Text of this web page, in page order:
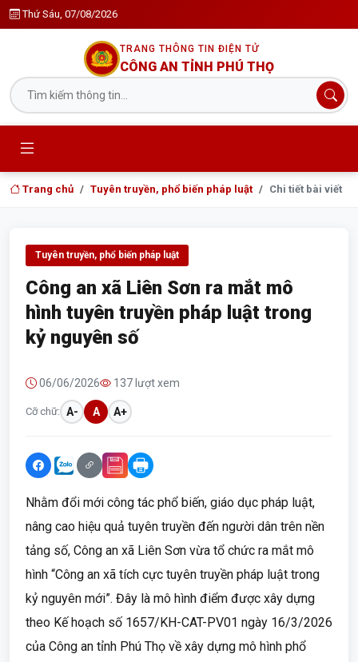
Thứ Sáu, 07/08/2026
TRANG THÔNG TIN ĐIỆN TỬ
CÔNG AN TỈNH PHÚ THỌ
Trang chủ Tuyên truyền, phổ biến pháp luật Chi tiết bài viết
Tuyên truyền, phổ biến pháp luật
Công an xã Liên Sơn ra mắt mô
hình tuyên truyền pháp luật trong
kỷ nguyên số
06/06/2026 137 lượt xem
Cỡ chữ: A- A A+
Nhằm đổi mới công tác phổ biến, giáo dục pháp luật,
nâng cao hiệu quả tuyên truyền đến người dân trên nền
tảng số, Công an xã Liên Sơn vừa tổ chức ra mắt mô
hình “Công an xã tích cực tuyên truyền pháp luật trong
kỷ nguyên mới”. Đây là mô hình điểm được xây dựng
theo Kế hoạch số 1657/KH-CAT-PV01 ngày 16/3/2026
của Công an tỉnh Phú Thọ về xây dựng mô hình phổ